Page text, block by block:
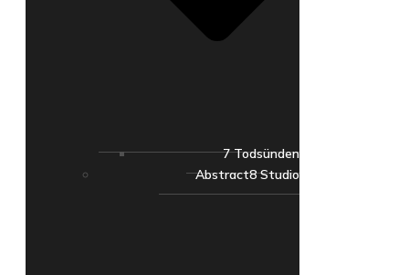
7 Todsünden
Abstract8 Studio